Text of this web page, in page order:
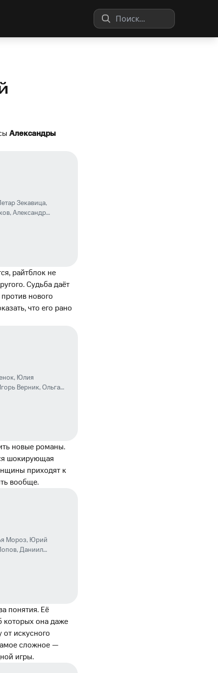
Александры
Зекавица,
,Александр
райтблок не
Судьба даёт
нового
что его рано
, Юлия
Верник,Ольга
новые романы.
шокирующая
приходят к
вообще.
Мороз, Юрий
,Даниил
понятия. Её
которых она даже
искусного
сложное —
игры.